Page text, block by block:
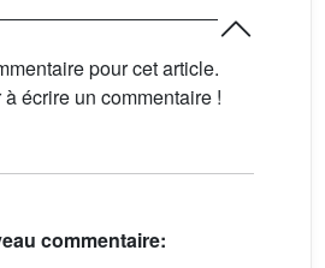
pour cet article.
écrire un commentaire !
commentaire: